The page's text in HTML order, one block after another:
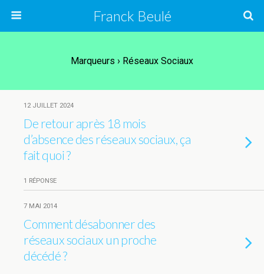
Franck Beulé
Marqueurs › Réseaux Sociaux
12 JUILLET 2024
De retour après 18 mois
d’absence des réseaux sociaux, ça
fait quoi ?
1 RÉPONSE
7 MAI 2014
Comment désabonner des
réseaux sociaux un proche
décédé ?